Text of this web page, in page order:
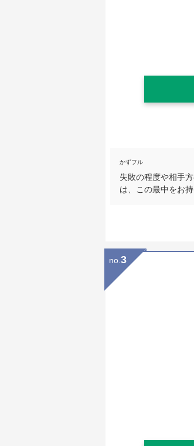
かずフル
失敗の程度や相手
は、この最中をお
no. 3